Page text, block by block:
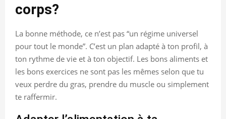
corps?
La bonne méthode, ce n’est pas “un régime universel
pour tout le monde”. C’est un plan adapté à ton profil, à
ton rythme de vie et à ton objectif. Les bons aliments et
les bons exercices ne sont pas les mêmes selon que tu
veux perdre du gras, prendre du muscle ou simplement
te raffermir.